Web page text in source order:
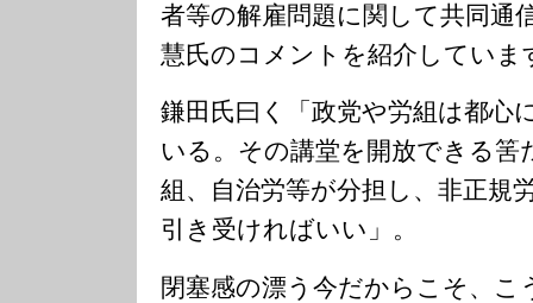
者等の解雇問題に関して共同通
慧氏のコメントを紹介していま
鎌田氏曰く「政党や労組は都心
いる。その講堂を開放できる筈
組、自治労等が分担し、非正規
引き受ければいい」。
閉塞感の漂う今だからこそ、こ